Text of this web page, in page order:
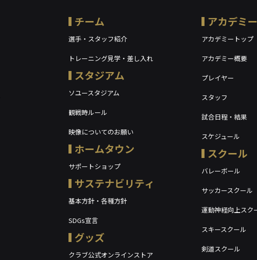
チーム
選手・スタッフ紹介
トレーニング見学・差し入れ
スタジアム
ソユースタジアム
観戦時ルール
映像についてのお願い
ホームタウン
サポートショップ
サステナビリティ
基本方針・各種方針
SDGs宣言
グッズ
クラブ公式オンラインストア
アカデミ
アカデミートップ
アカデミー概要
プレイヤー
スタッフ
試合日程・結果
スケジュール
スクール
バレーボール
サッカースクール
運動神経向上スク
スキースクール
剣道スクール